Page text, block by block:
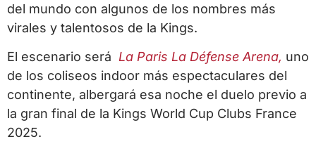
del mundo con algunos de los nombres más
virales y talentosos de la Kings.
El escenario será La Paris La Défense Arena, uno
de los coliseos indoor más espectaculares del
continente, albergará esa noche el duelo previo a
la gran final de la Kings World Cup Clubs France
2025.